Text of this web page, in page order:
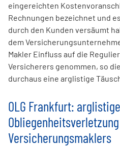
eingereichten
Rechnungen bezeichnet und
durch den Kunden versäumt
dem
Makler Einfluss auf die
Versicherers genommen, so
durchaus eine arglistige
OLG Frankfurt: arglistige
Versicherungsmaklers